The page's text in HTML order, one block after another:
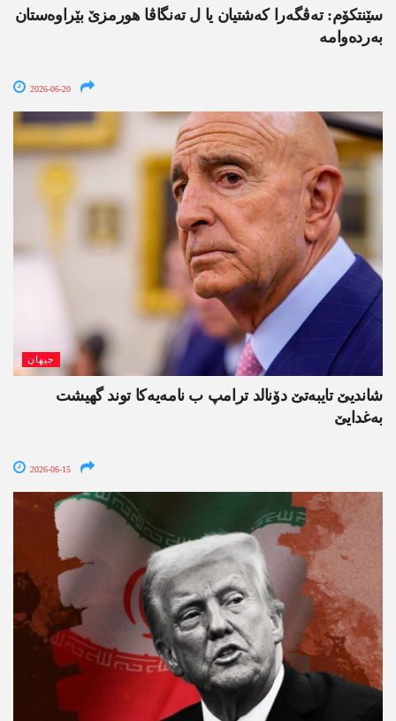
سێنتکۆم: تەڤگەرا کەشتیان یا ل تەنگاڤا ھورمزێ بێراوەستان
بەردەوامە
2026-06-20
جیھان
شاندیێ تایبەتێ دۆنالد ترامپ ب نامەیەکا توند گھیشت
بەغدایێ
2026-06-15